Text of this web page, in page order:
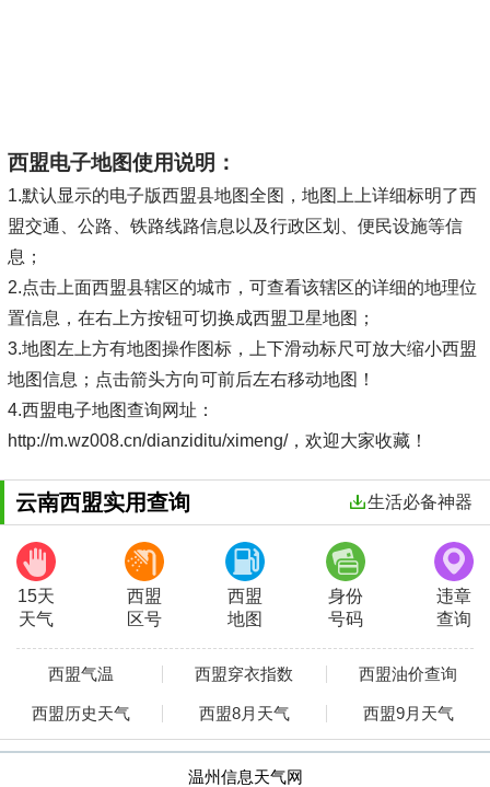
西盟电子地图使用说明：
1.默认显示的电子版西盟县地图全图，地图上上详细标明了西
盟交通、公路、铁路线路信息以及行政区划、便民设施等信
息；
2.点击上面西盟县辖区的城市，可查看该辖区的详细的地理位
置信息，在右上方按钮可切换成西盟卫星地图；
3.地图左上方有地图操作图标，上下滑动标尺可放大缩小西盟
地图信息；点击箭头方向可前后左右移动地图！
4.西盟电子地图查询网址：
http://m.wz008.cn/dianziditu/ximeng/，欢迎大家收藏！
云南西盟实用查询 生活必备神器
15天
天气
西盟
区号
西盟
地图
身份
号码
违章
查询
西盟气温 西盟穿衣指数 西盟油价查询
西盟历史天气 西盟8月天气 西盟9月天气
温州信息天气网